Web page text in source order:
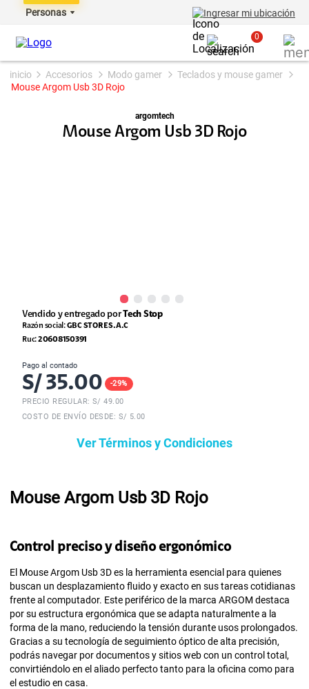
Personas Ingresar mi ubicación
0
accesorios modo gamer
teclados y mouse gamer
Mouse Argom Usb 3D Rojo
argomtech
Mouse Argom Usb 3D Rojo
Vendido y entregado por Tech Stop
Razón social:GBC STORE S.A.C
Ruc:20608150391
Pago al contado
S/ 35.00 -29%
PRECIO REGULAR: S/49.00
COSTO DE ENVÍO DESDE: S/ 5.00
Ver Términos y Condiciones
Mouse Argom Usb 3D Rojo
Control preciso y diseño ergonómico
El Mouse Argom Usb 3D es la herramienta esencial para quienes
buscan un desplazamiento fluido y exacto en sus tareas cotidianas
frente al computador. Este periférico de la marca ARGOM destaca
por su estructura ergonómica que se adapta naturalmente a la
forma de la mano, reduciendo la tensión durante usos prolongados.
Gracias a su tecnología de seguimiento óptico de alta precisión,
podrás navegar por documentos y sitios web con un control total,
convirtiéndolo en el aliado perfecto tanto para la oficina como para
el estudio en casa.